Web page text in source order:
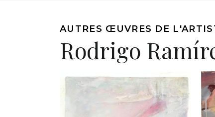
AUTRES ŒUVRES DE
Rodrigo